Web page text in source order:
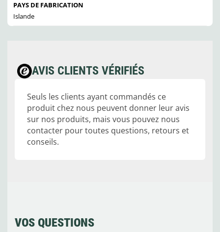
PAYS DE FABRICATION
Islande
AVIS CLIENTS VÉRIFIÉS
Seuls les clients ayant commandés ce
produit chez nous peuvent donner leur avis
sur nos produits, mais vous pouvez nous
contacter pour toutes questions, retours et
conseils.
VOS QUESTIONS